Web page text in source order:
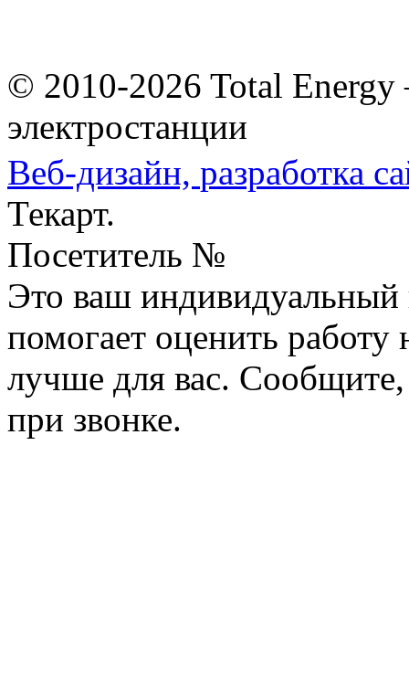
© 2010-2026 Total
электростанции
Веб-дизайн, разработка
Текарт.
Посетитель №
Это ваш
помогает оценить работу
лучше для вас.
при звонке.